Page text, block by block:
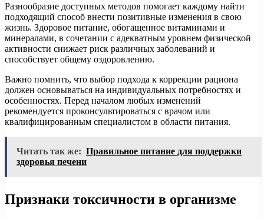
Разнообразие доступных методов помогает каждому найти
подходящий способ внести позитивные изменения в свою
жизнь. Здоровое питание, обогащенное витаминами и
минералами, в сочетании с адекватным уровнем физической
активности снижает риск различных заболеваний и
способствует общему оздоровлению.
Важно помнить, что выбор подхода к коррекции рациона
должен основываться на индивидуальных потребностях и
особенностях. Перед началом любых изменений
рекомендуется проконсультироваться с врачом или
квалифицированным специалистом в области питания.
Читать так же: Правильное питание для поддержки
здоровья печени
Признаки токсичности в организме